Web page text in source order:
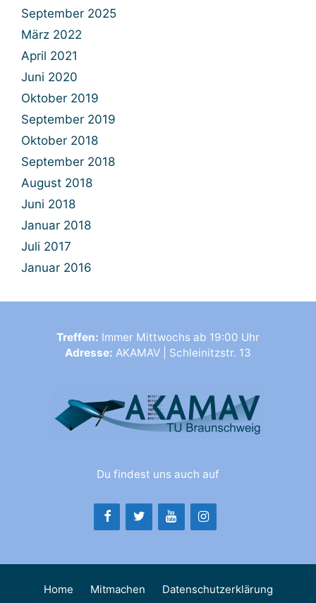
September 2025
März 2022
April 2021
Juni 2020
Oktober 2019
September 2019
Oktober 2018
September 2018
August 2018
Juni 2018
Januar 2018
Juli 2017
Januar 2016
Treffen: Immer Mittwochs ab 19:00 Uhr
Adresse: AKAMAV | Schleinitzstr. 13
Du findest uns auch auf
Home Mitmachen Datenschutzerklärung